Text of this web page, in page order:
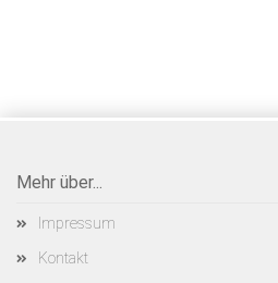
Mehr über...
Impressum
Kontakt